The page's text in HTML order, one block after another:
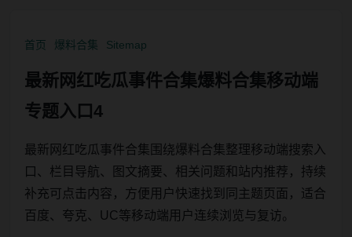
首页 爆料合集 Sitemap
最新网红吃瓜事件合集爆料合集移动端
专题入口4
最新网红吃瓜事件合集围绕爆料合集整理移动端搜索入
口、栏目导航、图文摘要、相关问题和站内推荐，持续
补充可点击内容，方便用户快速找到同主题页面，适合
百度、夸克、UC等移动端用户连续浏览与复访。